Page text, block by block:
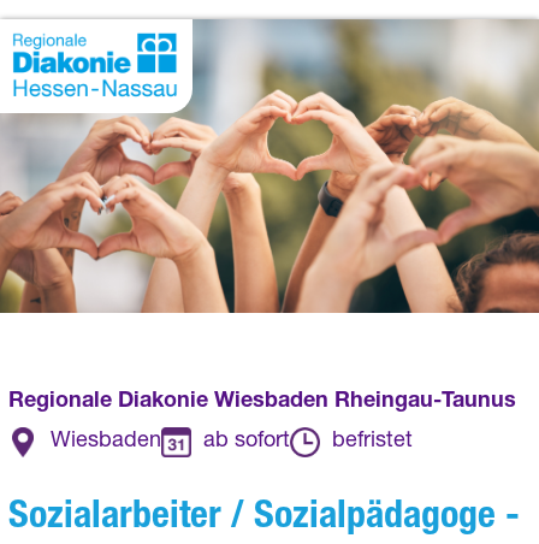
Regionale Diakonie Wiesbaden Rheingau-Taunus
Wiesbaden
ab sofort befristet
Sozialarbeiter / Sozialpädagoge -